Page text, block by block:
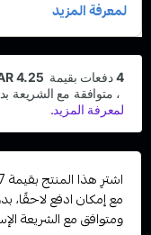
اشترِ هذا المنتج بقيمة 17
مع إمكان ادفع لاحقًا،
ومتوافق مع الشريعة